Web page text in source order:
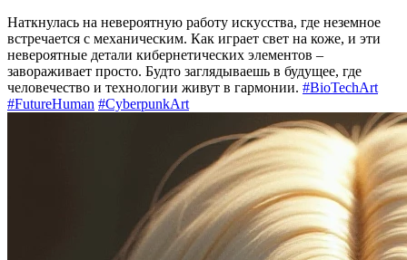
Наткнулась на невероятную работу искусства, где неземное
встречается с механическим. Как играет свет на коже, и эти
невероятные детали кибернетических элементов –
завораживает просто. Будто заглядываешь в будущее, где
человечество и технологии живут в гармонии. #BioTechArt
#FutureHuman #CyberpunkArt